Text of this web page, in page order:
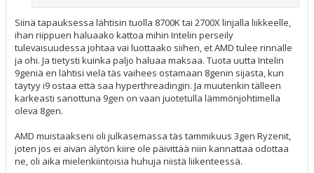
Siinä tapauksessa lähtisin tuolla 8700K tai 2700X linjalla liikkeelle,
ihan riippuen haluaako kattoa mihin Intelin perseily
tulevaisuudessa johtaa vai luottaako siihen, et AMD tulee rinnalle
ja ohi. Ja tietysti kuinka paljo haluaa maksaa. Tuota uutta Intelin
9geniä en lähtisi vielä täs vaihees ostamaan 8genin sijasta, kun
täytyy i9 ostaa että saa hyperthreadingin. Ja muutenkin tälleen
karkeasti sanottuna 9gen on vaan juotetulla lämmönjohtimella
oleva 8gen.
AMD muistaakseni oli julkasemassa täs tammikuus 3gen Ryzenit,
joten jos ei aivan älytön kiire ole päivittää niin kannattaa odottaa
ne, oli aika mielenkiintoisia huhuja niistä liikenteessä.